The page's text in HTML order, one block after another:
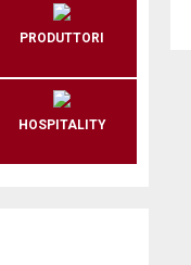
PRODUTTORI
HOSPITALITY